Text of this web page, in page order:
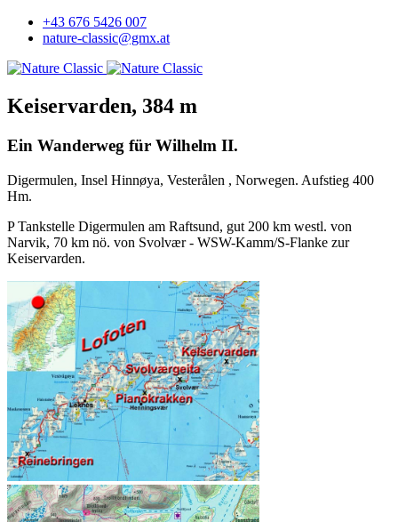
+43 676 5426 007
nature-classic@gmx.at
Keiservarden, 384 m
Ein Wanderweg für Wilhelm II.
Digermulen, Insel Hinnøya, Vesterålen , Norwegen. Aufstieg 400
Hm.
P Tankstelle Digermulen am Raftsund, gut 200 km westl. von
Narvik, 70 km nö. von Svolvær - WSW-Kamm/S-Flanke zur
Keiservarden.